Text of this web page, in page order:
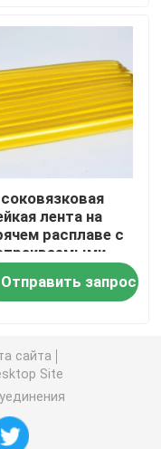
лента пены
лента ткани
лента на
расплаве с
для
к
Отправить запрос
сайта
Site